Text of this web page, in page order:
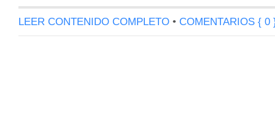
LEER CONTENIDO COMPLETO • COMENTARIOS { 0